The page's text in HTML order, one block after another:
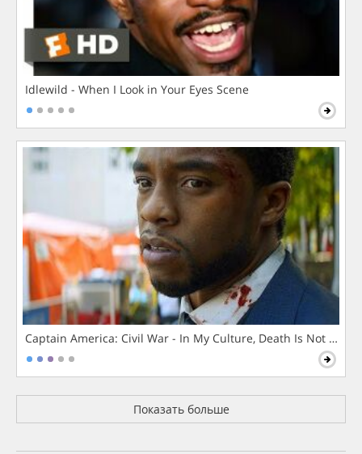
Idlewild - When I Look in Your Eyes Scene
Captain America: Civil War - In My Culture, Death Is Not The
Показать больше